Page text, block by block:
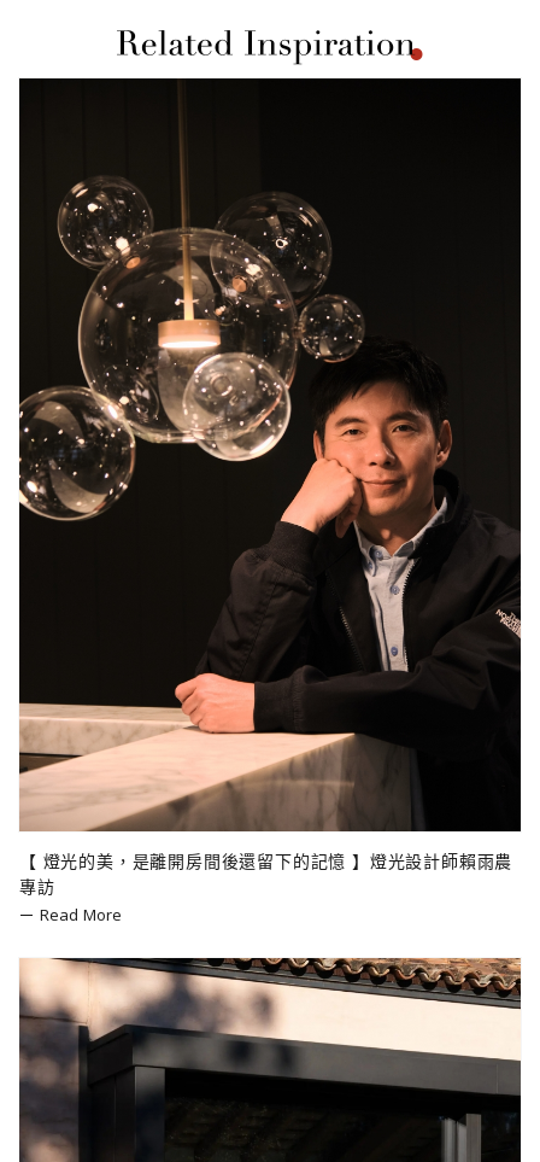
【 燈光的美，是離開房間後還留下的記憶 】燈光設計師賴雨農
專訪
Read More